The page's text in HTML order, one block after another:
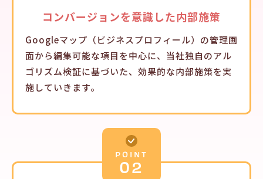
コンバージョンを意識した内部施策
Googleマップ（ビジネスプロフィール）の管理画
面から編集可能な項目を中心に、当社独自のアル
ゴリズム検証に基づいた、効果的な内部施策を実
施していきます。
POINT
02